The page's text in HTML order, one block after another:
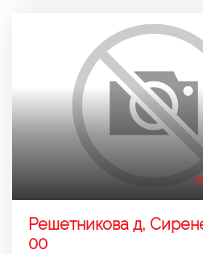
Решетникова д,
00